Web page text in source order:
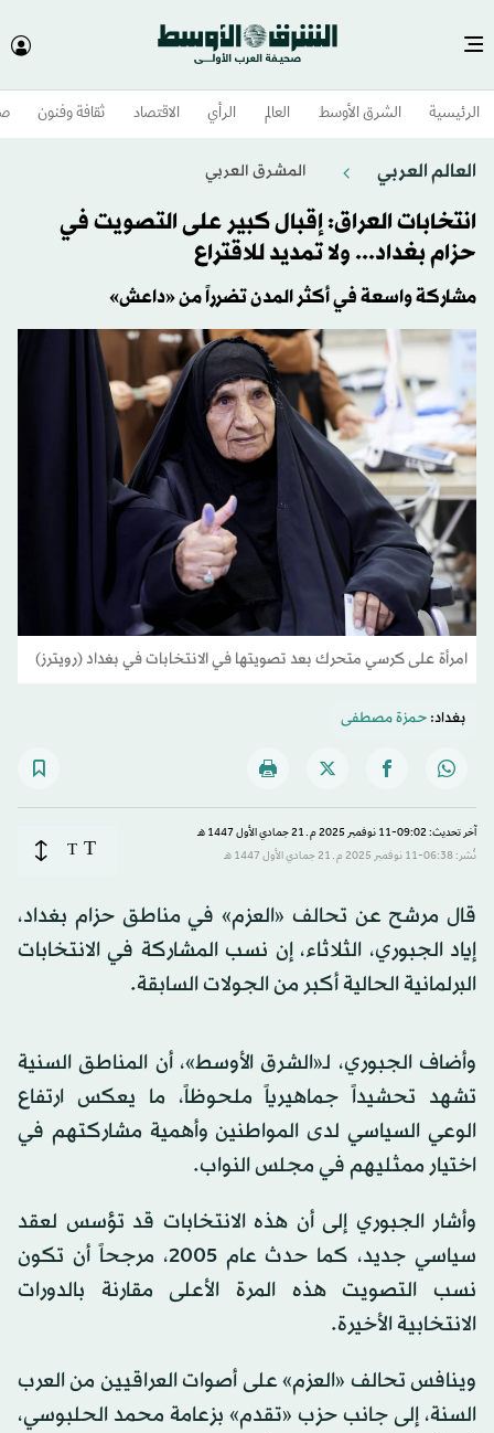
الرئيسية الشرق الأوسط​ العالم الرأي الاقتصاد ثقافة وفنون
العالم العربي المشرق العربي
انتخابات العراق: إقبال كبير على التصويت في
حزام بغداد... ولا تمديد للاقتراع
مشاركة واسعة في أكثر المدن تضرراً من «داعش»
امرأة على كرسي متحرك بعد تصويتها في الانتخابات في بغداد (رويترز)
بغداد:حمزة مصطفى
آخر تحديث: 09:02-11 نوفمبر 2025 م ـ 21 جمادي الأول 1447 هـ
نُشر: 06:38-11 نوفمبر 2025 م ـ 21 جمادي الأول 1447 هـ
T
T
قال مرشح عن تحالف «العزم» في مناطق حزام بغداد،
إياد الجبوري، الثلاثاء، إن نسب المشاركة في الانتخابات
البرلمانية الحالية أكبر من الجولات السابقة.
وأضاف الجبوري، لـ«الشرق الأوسط»، أن المناطق السنية
تشهد تحشيداً جماهيرياً ملحوظاً، ما يعكس ارتفاع
الوعي السياسي لدى المواطنين وأهمية مشاركتهم في
اختيار ممثليهم في مجلس النواب.
وأشار الجبوري إلى أن هذه الانتخابات قد تؤسس لعقد
سياسي جديد، كما حدث عام 2005، مرجحاً أن تكون
نسب التصويت هذه المرة الأعلى مقارنة بالدورات
الانتخابية الأخيرة.
وينافس تحالف «العزم» على أصوات العراقيين من العرب
السنة، إلى جانب حزب «تقدم» بزعامة محمد الحلبوسي،